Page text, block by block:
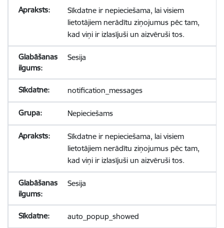
Sīkdatne ir nepieciešama, lai visiem
lietotājiem nerādītu ziņojumus pēc tam,
kad viņi ir izlasījuši un aizvēruši tos.
Sesija
notification_messages
Nepieciešams
Sīkdatne ir nepieciešama, lai visiem
lietotājiem nerādītu ziņojumus pēc tam,
kad viņi ir izlasījuši un aizvēruši tos.
Sesija
auto_popup_showed